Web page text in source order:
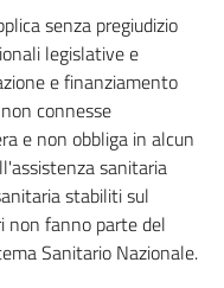
senza pregiudizio
legislative e
e finanziamento
connesse
e non obbliga in alcun
sanitaria
stabiliti sul
non fanno parte del
Sanitario Nazionale.